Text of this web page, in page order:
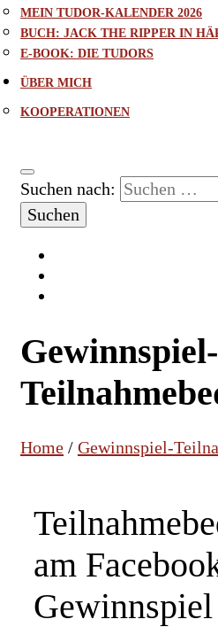
MEIN TUDOR-KALENDER 2026
BUCH: JACK THE RIPPER IN
E-BOOK: DIE TUDORS
ÜBER MICH
KOOPERATIONEN
Suchen nach:
Gewinnspiel-
Home / Gewinnspiel-
am
Gewinnspiel